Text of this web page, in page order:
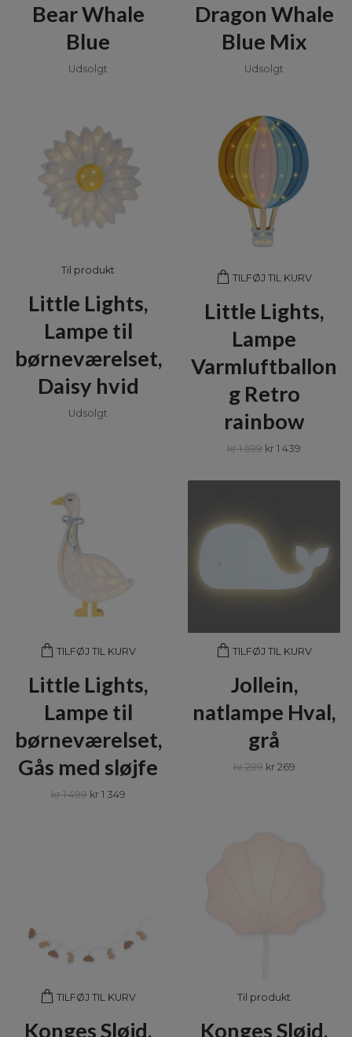
Bear Whale
Blue
Udsolgt
Dragon Whale
Blue Mix
Udsolgt
Til produkt
Little Lights,
Lampe til
børneværelset,
Daisy hvid
Udsolgt
TILFØJ TIL KURV
Little Lights,
Lampe
Varmluftballon
g Retro
rainbow
kr 1 599 kr 1 439
TILFØJ TIL KURV
Little Lights,
Lampe til
børneværelset,
Gås med sløjfe
kr 1 499 kr 1 349
TILFØJ TIL KURV
Jollein,
natlampe Hval,
grå
kr 299 kr 269
TILFØJ TIL KURV
Konges Sløjd,
Til produkt
Konges Sløjd,